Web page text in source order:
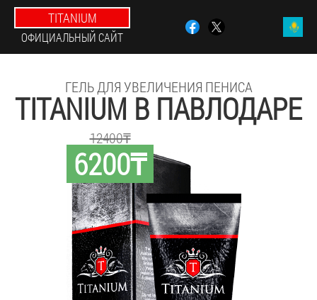
TITANIUM
ОФИЦИАЛЬНЫЙ САЙТ
ГЕЛЬ ДЛЯ УВЕЛИЧЕНИЯ ПЕНИСА
TITANIUM В ПАВЛОДАРЕ
6200₸
12400₸